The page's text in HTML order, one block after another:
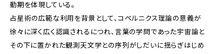
動期を体現している。
占星術の広範な利用を背景として、コペルニクス理論の意義が
徐々に深く広く認識されるにつれ、言葉の学問であった宇宙論と
その下に置かれた観測天文学との序列がしだいに揺らぎはじめ